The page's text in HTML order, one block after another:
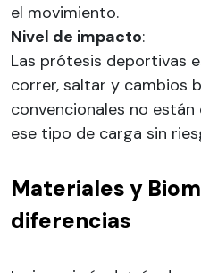
el movimiento.
Nivel de impacto:
Las prótesis deportivas
correr, saltar y cambios
convencionales no
ese tipo de carga sin
Materiales y
diferencias